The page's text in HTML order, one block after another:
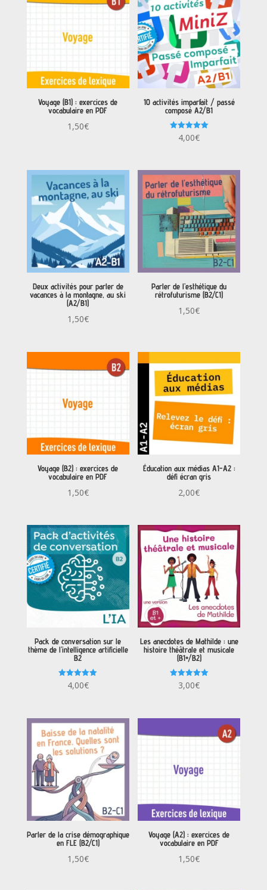
Voyage (B1) : exercices de
vocabulaire en PDF
1,50€
10 activités imparfait / passé
composé A2/B1
Note
5.00
4,00€
Deux activités pour parler de
vacances à la montagne, au ski
(A2/B1)
1,50€
Parler de l’esthétique du
rétrofuturisme (B2/C1)
1,50€
Voyage (B2) : exercices de
vocabulaire en PDF
1,50€
Éducation aux médias A1-A2 :
défi écran gris
2,00€
Pack de conversation sur le
thème de l’intelligence artificielle
B2
Note
5.00
4,00€
Les anecdotes de Mathilde : une
histoire théâtrale et musicale
(B1+/B2)
Note
5.00
3,00€
Parler de la crise démographique
en FLE (B2/C1)
1,50€
Voyage (A2) : exercices de
vocabulaire en PDF
1,50€